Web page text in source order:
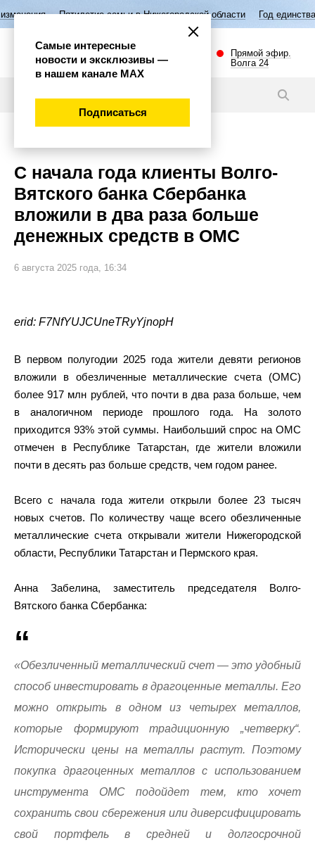
семьи в Нижегородской области Год единства народов России
Прямой эфир.
Волга 24
С начала года клиенты Волго-
Вятского банка Сбербанка
вложили в два раза больше
денежных средств в ОМС
6 августа 2025 года, 16:34
erid: F7NfYUJCUneTRyYjnopH
В первом полугодии 2025 года жители девяти регионов
вложили в обезличенные металлические счета (ОМС)
более 917 млн рублей, что почти в два раза больше, чем
в аналогичном периоде прошлого года. На золото
приходится 93% этой суммы. Наибольший спрос на ОМС
отмечен в Республике Татарстан, где жители вложили
почти в десять раз больше средств, чем годом ранее.
Всего с начала года жители открыли более 23 тысяч
новых счетов. По количеству чаще всего обезличенные
металлические счета открывали жители Нижегородской
области, Республики Татарстан и Пермского края.
Анна Забелина, заместитель председателя Волго-
Вятского банка Сбербанка:
«Обезличенный металлический счет — это удобный
способ инвестировать в драгоценные металлы. Его
можно открыть в одном из четырех металлов,
которые формируют традиционную „четверку“.
Исторически цены на металлы растут. Поэтому
покупка драгоценных металлов с использованием
инструмента ОМС подойдет тем, кто хочет
сохранить свои сбережения или диверсифицировать
свой портфель в средней и долгосрочной
Самые интересные
новости и эксклюзивы —
в нашем канале МАХ
Подписаться